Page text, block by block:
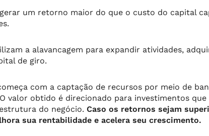
um retorno maior do que o custo do capital
a alavancagem para expandir atividades,
de giro.
com a captação de recursos por meio de
valor obtido é direcionado para investimentos
do negócio. Caso os retornos sejam
sua rentabilidade e acelera seu crescimento.